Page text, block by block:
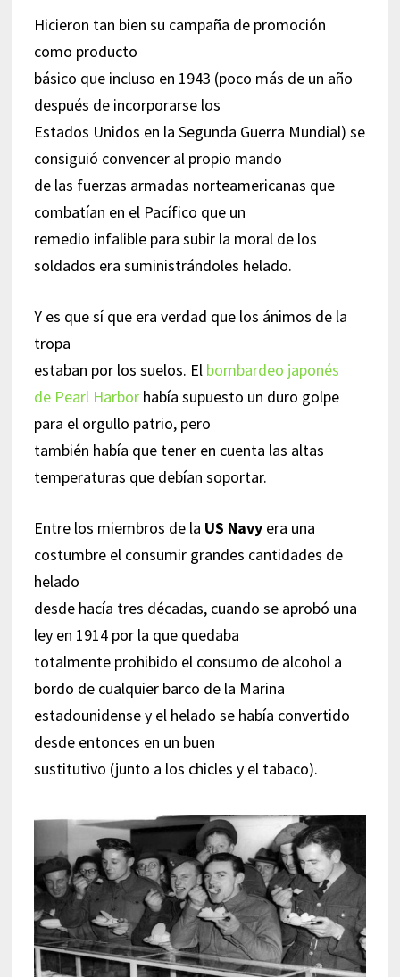
Hicieron tan bien su campaña de promoción
como producto
básico que incluso en 1943 (poco más de un año
después de incorporarse los
Estados Unidos en la Segunda Guerra Mundial) se
consiguió convencer al propio mando
de las fuerzas armadas norteamericanas que
combatían en el Pacífico que un
remedio infalible para subir la moral de los
soldados era suministrándoles helado.
Y es que sí que era verdad que los ánimos de la
tropa
estaban por los suelos. El bombardeo japonés
de Pearl Harborhabía supuesto un duro golpe
para el orgullo patrio, pero
también había que tener en cuenta las altas
temperaturas que debían soportar.
Entre los miembros de la US Navyera una
costumbre el consumir grandes cantidades de
helado
desde hacía tres décadas, cuando se aprobó una
ley en 1914 por la que quedaba
totalmente prohibido el consumo de alcohol a
bordo de cualquier barco de la Marina
estadounidense y el helado se había convertido
desde entonces en un buen
sustitutivo (junto a los chicles y el tabaco).